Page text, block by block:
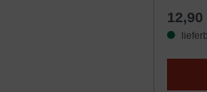
Diese
das
der
12,90